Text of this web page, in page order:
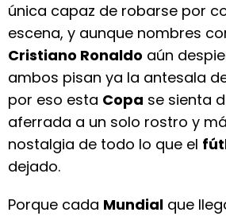
única capaz de robarse por
escena, y aunque nombres
Cristiano Ronaldo aún
ambos pisan ya la antesala
por eso esta Copa se sienta
aferrada a un solo rostro y
nostalgia de todo lo que el
dejado.
Porque cada Mundial que